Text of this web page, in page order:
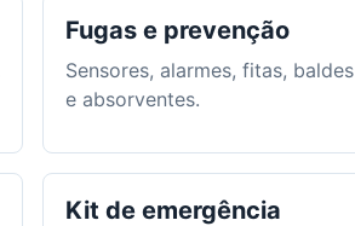
Fugas e prevenção
Sensores, alarmes, fitas, baldes
e absorventes.
Kit de emergência